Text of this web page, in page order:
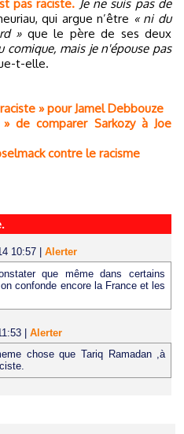
pas raciste. Je ne suis pas de
qui argue n’être « ni du
»que le père de ses deux
comique, mais je n'épouse pas
t-elle.
» pour Jamel Debbouze
de comparer Sarkozy à Joe
contre le racisme
10:57
Alerter
que même dans certains
confonde encore la France et les
| Alerter
chose que Tariq Ramadan ,à